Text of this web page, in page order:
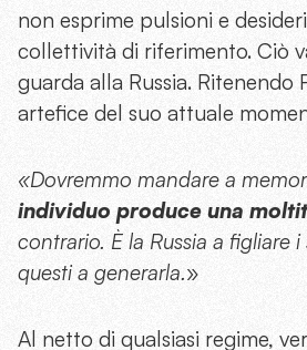
non esprime pulsioni e
collettività di riferimento. Ciò
guarda alla Russia. Ritenendo
artefice del suo attuale
«Dovremmo mandare a
individuo produce una
contrario. È la Russia a figliare
questi a generarla.»
Al netto di qualsiasi regime,